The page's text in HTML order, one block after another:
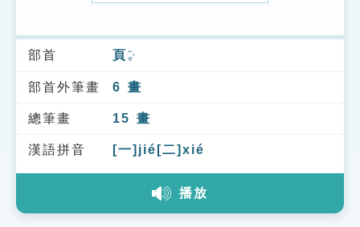
索引選單
知識索引
單字索引
生命大百科索引
部首 頁 ㄧㄝˋ
部首外筆畫 6 畫
總筆畫 15 畫
漢語拼音 [一]jié[二]xié
播放